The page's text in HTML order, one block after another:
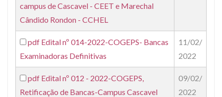
campus de Cascavel - CEET e Marechal
Cândido Rondon - CCHEL
pdf Edital nº 014-2022-COGEPS- Bancas
Examinadoras Definitivas
11/02/
2022
pdf Edital nº 012 - 2022-COGEPS,
Retificação de Bancas-Campus Cascavel
09/02/
2022